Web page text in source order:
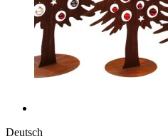
Deutsch